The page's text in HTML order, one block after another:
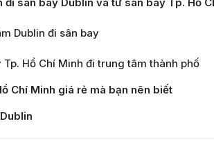
Dublin đi sân bay
Hồ Chí Minh đi trung tâm thành phố
Chí Minh giá rẻ mà bạn nên biết